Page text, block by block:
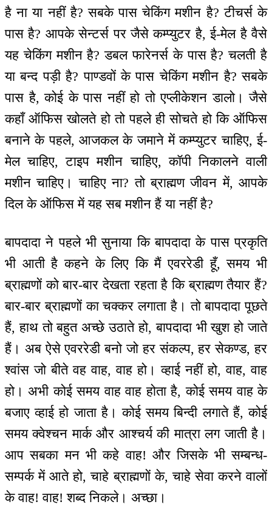
है ना या नहीं है? सबके पास चेकिंग मशीन है? टीचर्स के
पास है? आपके सेन्टर्स पर जैसे कम्प्युटर है, ई-मेल है वैसे
यह चेकिंग मशीन है? डबल फारेनर्स के पास है? चलती है
या बन्द पड़ी है? पाण्डवों के पास चेकिंग मशीन है? सबके
पास है, कोई के पास नहीं हो तो एप्लीकेशन डालो। जैसे
कहाँ ऑफिस खोलते हो तो पहले ही सोचते हो कि ऑफिस
बनाने के पहले, आजकल के जमाने में कम्प्युटर चाहिए, ई-
मेल चाहिए, टाइप मशीन चाहिए, कॉपी निकालने वाली
मशीन चाहिए। चाहिए ना? तो ब्राह्मण जीवन में, आपके
दिल के ऑफिस में यह सब मशीन हैं या नहीं है?
बापदादा ने पहले भी सुनाया कि बापदादा के पास प्रकृति
भी आती है कहने के लिए कि मैं एवररेडी हूँ, समय भी
ब्राह्मणों को बार-बार देखता रहता है कि ब्राह्मण तैयार हैं?
बार-बार ब्राह्मणों का चक्कर लगाता है। तो बापदादा पूछते
हैं, हाथ तो बहुत अच्छे उठाते हो, बापदादा भी खुश हो जाते
हैं। अब ऐसे एवररेडी बनो जो हर संकल्प, हर सेकण्ड, हर
श्वांस जो बीते वह वाह, वाह हो। व्हाई नहीं हो, वाह, वाह
हो। अभी कोई समय वाह वाह होता है, कोई समय वाह के
बजाए व्हाई हो जाता है। कोई समय बिन्दी लगाते हैं, कोई
समय क्वेश्चन मार्क और आश्चर्य की मात्रा लग जाती है।
आप सबका मन भी कहे वाह! और जिसके भी सम्बन्ध-
सम्पर्क में आते हो, चाहे ब्राह्मणों के, चाहे सेवा करने वालों
के वाह! वाह! शब्द निकले। अच्छा।